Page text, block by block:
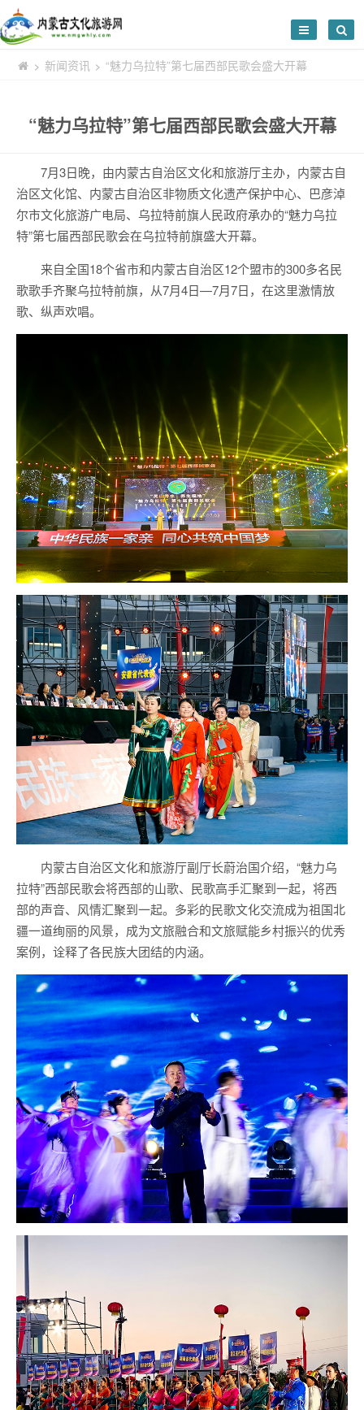
> 新闻资讯 > “魅力乌拉特”第七届西部民歌会盛大开幕
“魅力乌拉特”第七届西部民歌会盛大开幕
7月3日晚，由内蒙古自治区文化和旅游厅主办，内蒙古自
治区文化馆、内蒙古自治区非物质文化遗产保护中心、巴彦淖
尔市文化旅游广电局、乌拉特前旗人民政府承办的“魅力乌拉
特”第七届西部民歌会在乌拉特前旗盛大开幕。
来自全国18个省市和内蒙古自治区12个盟市的300多名民
歌歌手齐聚乌拉特前旗，从7月4日—7月7日，在这里激情放
歌、纵声欢唱。
内蒙古自治区文化和旅游厅副厅长蔚治国介绍，“魅力乌
拉特”西部民歌会将西部的山歌、民歌高手汇聚到一起，将西
部的声音、风情汇聚到一起。多彩的民歌文化交流成为祖国北
疆一道绚丽的风景，成为文旅融合和文旅赋能乡村振兴的优秀
案例，诠释了各民族大团结的内涵。